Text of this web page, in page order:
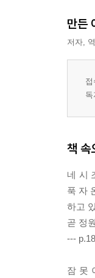
만든
저자,
책 속
네 시
푹 자
하고
곧 정
---
잠 못